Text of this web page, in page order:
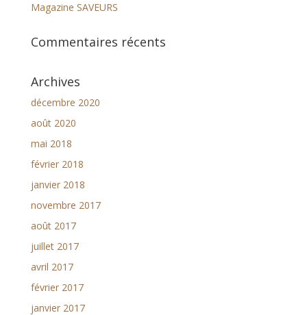
Magazine SAVEURS
Commentaires récents
Archives
décembre 2020
août 2020
mai 2018
février 2018
janvier 2018
novembre 2017
août 2017
juillet 2017
avril 2017
février 2017
janvier 2017